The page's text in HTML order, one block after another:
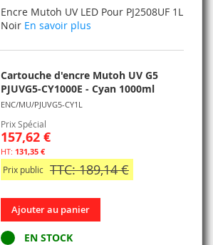
MA
LISTE
D’ENVIE
COMPARATEUR
Encre Mutoh UV LED Pour PJ2508UF 1L
Noir En savoir plus
Cartouche d'encre Mutoh UV G5
PJUVG5-CY1000E - Cyan 1000ml
ENC/MU/PJUVG5-CY1L
Prix Spécial
157,62 €
131,35 €
Prix public TTC: 189,14 €
Ajouter au panier
EN STOCK